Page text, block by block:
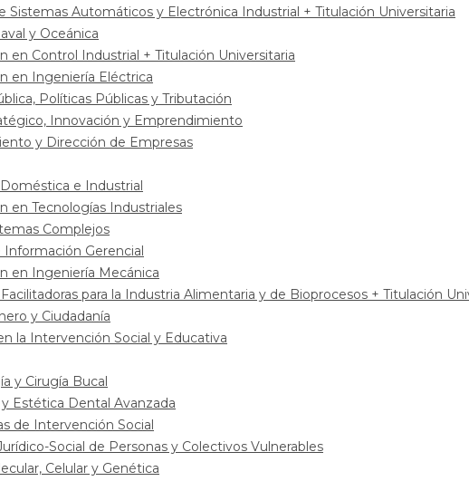
Sistemas Automáticos y Electrónica Industrial + Titulación Universitaria
y Oceánica
en Control Industrial + Titulación Universitaria
en Ingeniería Eléctrica
Políticas Públicas y Tributación
Innovación y Emprendimiento
y Dirección de Empresas
e Industrial
en Tecnologías Industriales
Complejos
Gerencial
en Ingeniería Mecánica
para la Industria Alimentaria y de Bioprocesos + Titulación
y Ciudadanía
la Intervención Social y Educativa
y Cirugía Bucal
Estética Dental Avanzada
de Intervención Social
Social de Personas y Colectivos Vulnerables
Celular y Genética